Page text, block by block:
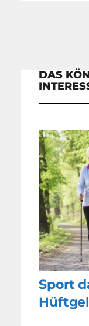
DAS
Sport